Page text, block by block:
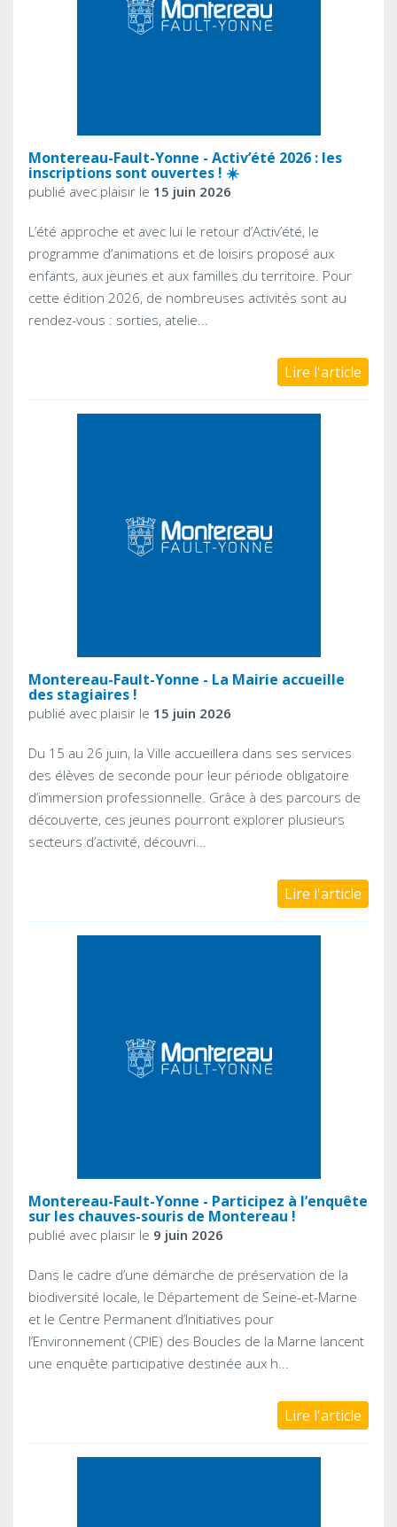
Montereau-Fault-Yonne - Activ’été 2026 : les
inscriptions sont ouvertes ! ☀️
publié avec plaisir le 15 juin 2026
L’été approche et avec lui le retour d’Activ’été, le
programme d’animations et de loisirs proposé aux
enfants, aux jeunes et aux familles du territoire. Pour
cette édition 2026, de nombreuses activités sont au
rendez-vous : sorties, atelie...
Lire l'article
Montereau-Fault-Yonne - La Mairie accueille
des stagiaires !
publié avec plaisir le 15 juin 2026
Du 15 au 26 juin, la Ville accueillera dans ses services
des élèves de seconde pour leur période obligatoire
d’immersion professionnelle. Grâce à des parcours de
découverte, ces jeunes pourront explorer plusieurs
secteurs d’activité, découvri...
Lire l'article
Montereau-Fault-Yonne - Participez à l’enquête
sur les chauves-souris de Montereau !
publié avec plaisir le 9 juin 2026
Dans le cadre d’une démarche de préservation de la
biodiversité locale, le Département de Seine-et-Marne
et le Centre Permanent d’Initiatives pour
l’Environnement (CPIE) des Boucles de la Marne lancent
une enquête participative destinée aux h...
Lire l'article